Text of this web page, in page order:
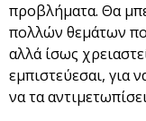
προβλήματα. Θα
πολλών θεμάτων
αλλά ίσως
εμπιστεύεσαι, για
να τα